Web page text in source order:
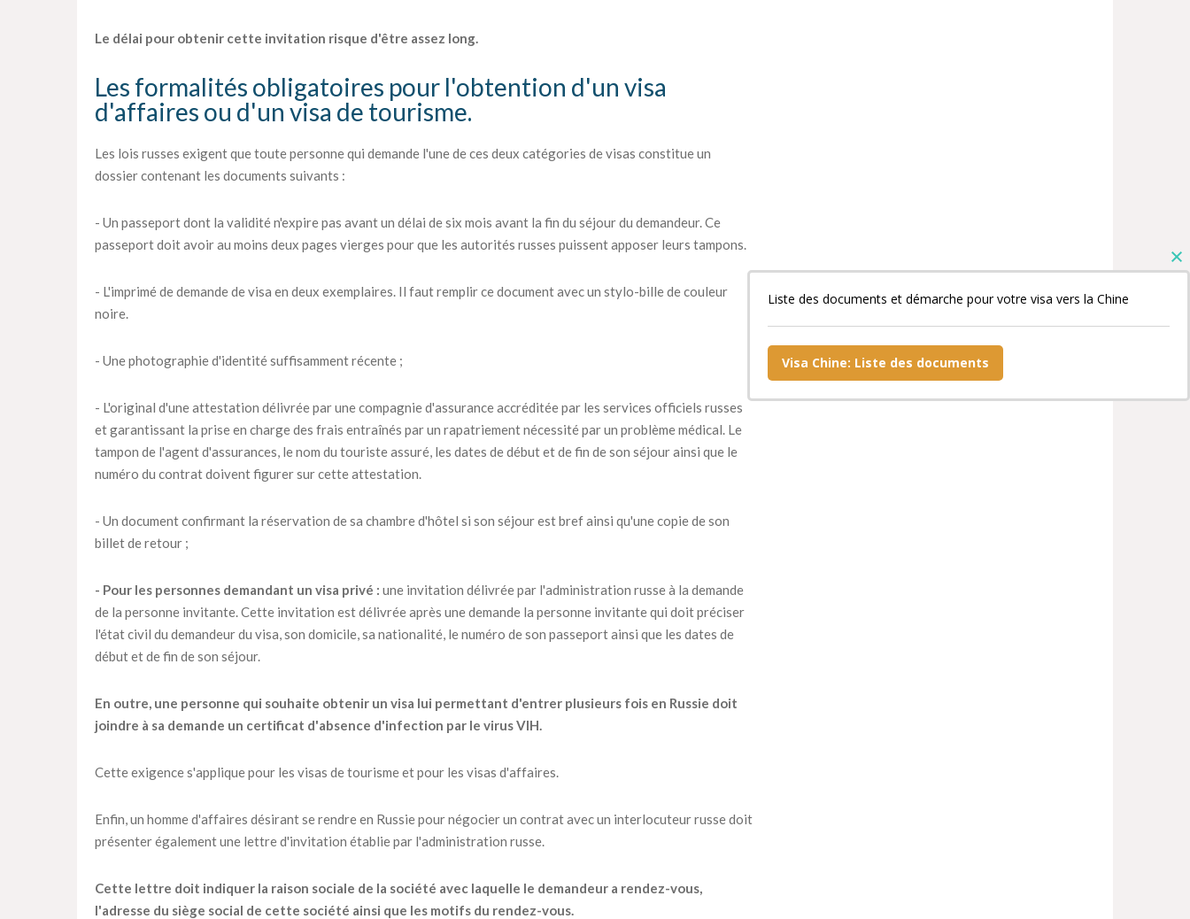
Le délai pour obtenir cette invitation risque d'être assez long.
Les formalités obligatoires pour l'obtention d'un visa
d'affaires ou d'un visa de tourisme.
Les lois russes exigent que toute personne qui demande l'une de ces deux catégories de visas constitue un
dossier contenant les documents suivants :
- Un passeport dont la validité n'expire pas avant un délai de six mois avant la fin du séjour du demandeur. Ce
passeport doit avoir au moins deux pages vierges pour que les autorités russes puissent apposer leurs tampons.
- L'imprimé de demande de visa en deux exemplaires. Il faut remplir ce document avec un stylo-bille de couleur
noire.
- Une photographie d'identité suffisamment récente ;
- L'original d'une attestation délivrée par une compagnie d'assurance accréditée par les services officiels russes
et garantissant la prise en charge des frais entraînés par un rapatriement nécessité par un problème médical. Le
tampon de l'agent d'assurances, le nom du touriste assuré, les dates de début et de fin de son séjour ainsi que le
numéro du contrat doivent figurer sur cette attestation.
- Un document confirmant la réservation de sa chambre d'hôtel si son séjour est bref ainsi qu'une copie de son
billet de retour ;
- Pour les personnes demandant un visa privé : une invitation délivrée par l'administration russe à la demande
de la personne invitante. Cette invitation est délivrée après une demande la personne invitante qui doit préciser
l'état civil du demandeur du visa, son domicile, sa nationalité, le numéro de son passeport ainsi que les dates de
début et de fin de son séjour.
En outre, une personne qui souhaite obtenir un visa lui permettant d'entrer plusieurs fois en Russie doit
joindre à sa demande un certificat d'absence d'infection par le virus VIH.
Cette exigence s'applique pour les visas de tourisme et pour les visas d'affaires.
Enfin, un homme d'affaires désirant se rendre en Russie pour négocier un contrat avec un interlocuteur russe doit
présenter également une lettre d'invitation établie par l'administration russe.
Cette lettre doit indiquer la raison sociale de la société avec laquelle le demandeur a rendez-vous,
l'adresse du siège social de cette société ainsi que les motifs du rendez-vous.
Liste des documents et démarche pour votre visa vers la Chine
Visa Chine: Liste des documents